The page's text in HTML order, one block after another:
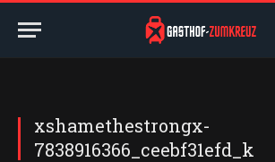
xshamethestrongx-
7838916366_ceebf31efd_k